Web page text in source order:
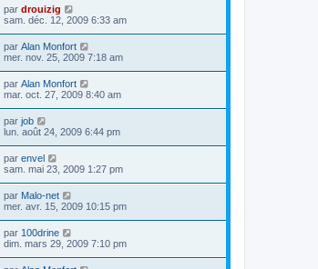
par drouizig
sam. déc. 12, 2009 6:33 am
par Alan Monfort
mer. nov. 25, 2009 7:18 am
par Alan Monfort
mar. oct. 27, 2009 8:40 am
par job
lun. août 24, 2009 6:44 pm
par envel
sam. mai 23, 2009 1:27 pm
par Malo-net
mer. avr. 15, 2009 10:15 pm
par 100drine
dim. mars 29, 2009 7:10 pm